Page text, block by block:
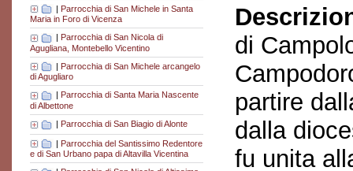
| Parrocchia di San Michele in Santa
Maria in Foro di Vicenza
Parrocchia di San Nicola di
Agugliana, Montebello Vicentino
| Parrocchia di San Michele arcangelo
di Agugliaro
Parrocchia di Santa Maria Nascente
di Albettone
| Parrocchia di San Biagio di Alonte
| Parrocchia del Santissimo Redentore
e di San Urbano papa di Altavilla Vicentina
di
partire
dalla
fu unita